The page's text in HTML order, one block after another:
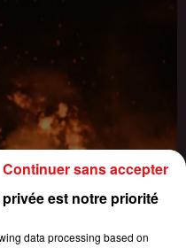
est notre priorité
data processing based on
Continuer sans accepter